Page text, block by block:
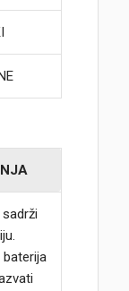
baterija